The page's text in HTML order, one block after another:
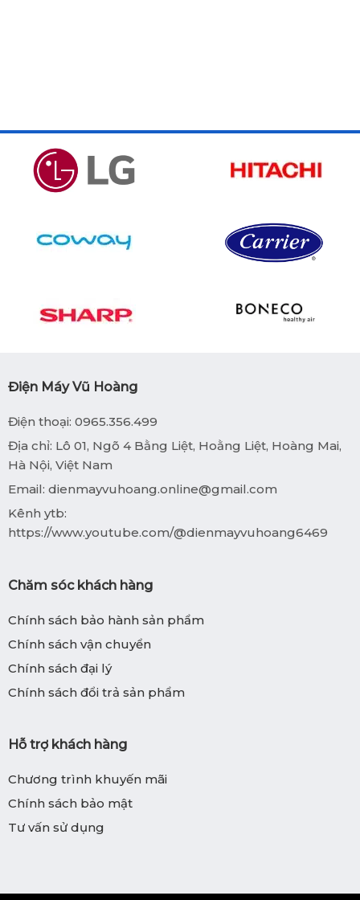
Điện Máy Vũ Hoàng
Điện thoại: 0965.356.499
Địa chỉ: Lô 01, Ngõ 4 Bằng Liệt, Hoằng Liệt, Hoàng Mai,
Hà Nội, Việt Nam
Email: dienmayvuhoang.online@gmail.com
Kênh ytb:
https://www.youtube.com/@dienmayvuhoang6469
Chăm sóc khách hàng
Chính sách bảo hành sản phẩm
Chính sách vận chuyển
Chính sách đại lý
Chính sách đổi trả sản phẩm
Hỗ trợ khách hàng
Chương trình khuyến mãi
Chính sách bảo mật
Tư vấn sử dụng